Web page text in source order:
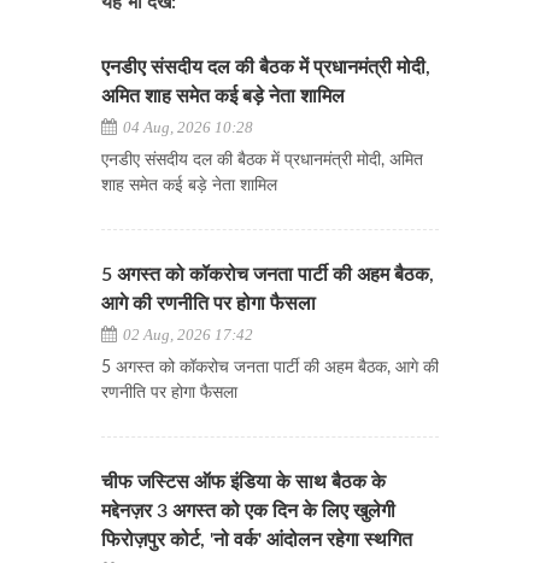
एनडीए संसदीय दल की बैठक में प्रधानमंत्री मोदी,
अमित शाह समेत कई बड़े नेता शामिल
04 Aug, 2026 10:28
एनडीए संसदीय दल की बैठक में प्रधानमंत्री मोदी, अमित
शाह समेत कई बड़े नेता शामिल
5 अगस्त को कॉकरोच जनता पार्टी की अहम बैठक,
आगे की रणनीति पर होगा फैसला
02 Aug, 2026 17:42
5 अगस्त को कॉकरोच जनता पार्टी की अहम बैठक, आगे की
रणनीति पर होगा फैसला
चीफ जस्टिस ऑफ इंडिया के साथ बैठक के
मद्देनज़र 3 अगस्त को एक दिन के लिए खुलेगी
फिरोज़पुर कोर्ट, 'नो वर्क' आंदोलन रहेगा स्थगित